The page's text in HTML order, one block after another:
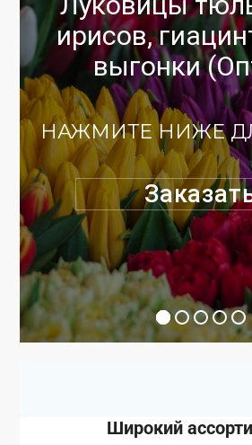
ирисов,
выгонки
НАЖМИТЕ НИЖЕ
Широкий